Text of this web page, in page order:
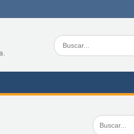
Buscar:
Buscar: